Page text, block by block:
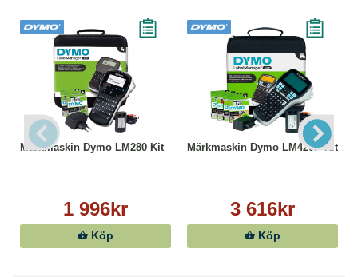
Märkmaskin Dymo LM280 Kit
1 996kr
Köp
Märkmaskin Dymo LM420P Kit
3 616kr
Köp